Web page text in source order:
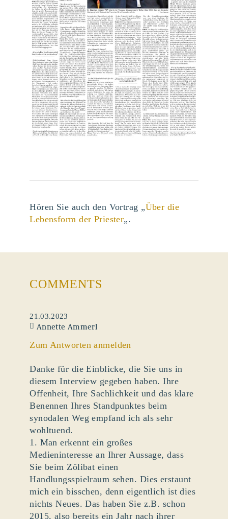
Hören Sie auch den Vortrag „Über die
Lebensform der Priester„.
COMMENTS
21.03.2023
Annette Ammerl
Zum Antworten anmelden
Danke für die Einblicke, die Sie uns in
diesem Interview gegeben haben. Ihre
Offenheit, Ihre Sachlichkeit und das klare
Benennen Ihres Standpunktes beim
synodalen Weg empfand ich als sehr
wohltuend.
1. Man erkennt ein großes
Medieninteresse an Ihrer Aussage, dass
Sie beim Zölibat einen
Handlungsspielraum sehen. Dies erstaunt
mich ein bisschen, denn eigentlich ist dies
nichts Neues. Das haben Sie z.B. schon
2015, also bereits ein Jahr nach ihrer